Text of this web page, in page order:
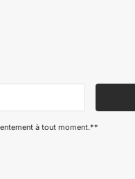
à tout moment.**